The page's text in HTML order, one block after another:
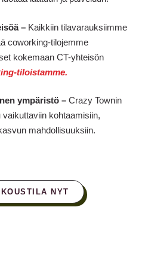
ympäristö –Crazy Townin
kohtaamisiin,
mahdollisuuksiin.
– Kaikkiin tilavarauksiimme
coworking-tilojemme
kokemaan CT-yhteisön
tiloistamme.
NYT